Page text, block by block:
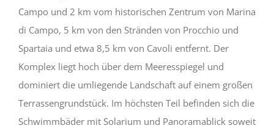
Campo und 2 km vom historischen Zentrum von Marina
di Campo, 5 km von den Stränden von Procchio und
Spartaia und etwa 8,5 km von Cavoli entfernt. Der
Komplex liegt hoch über dem Meeresspiegel und
dominiert die umliegende Landschaft auf einem großen
Terrassengrundstück. Im höchsten Teil befinden sich die
Schwimmbäder mit Solarium und Panoramablick soweit